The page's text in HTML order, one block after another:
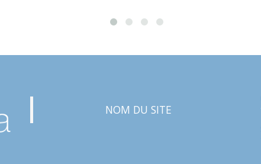
NOM DU SITE